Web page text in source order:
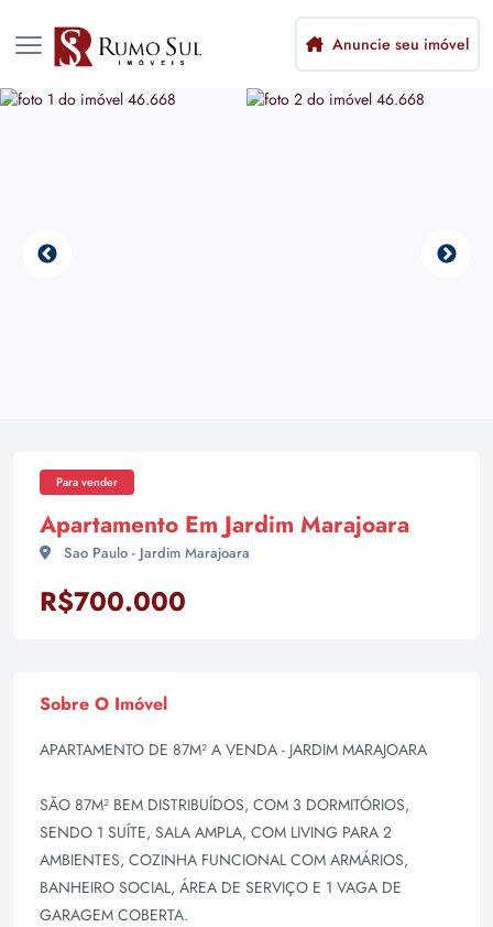
Anuncie seu imóvel
Para vender
Apartamento Em Jardim Marajoara
Sao Paulo - Jardim Marajoara
R$700.000
Sobre O Imóvel
APARTAMENTO DE 87M² A VENDA - JARDIM MARAJOARA
SÃO 87M² BEM DISTRIBUÍDOS, COM 3 DORMITÓRIOS,
SENDO 1 SUÍTE, SALA AMPLA, COM LIVING PARA 2
AMBIENTES, COZINHA FUNCIONAL COM ARMÁRIOS,
BANHEIRO SOCIAL, ÁREA DE SERVIÇO E 1 VAGA DE
GARAGEM COBERTA.